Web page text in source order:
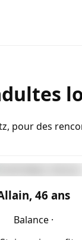
pour des
46 ans
Balance ·